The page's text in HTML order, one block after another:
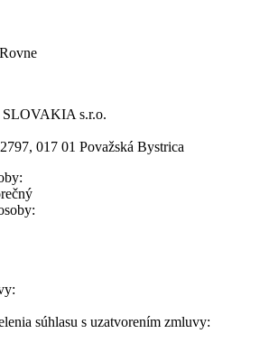
s.r.o.
017 01 Považská Bystrica
súhlasu s uzatvorením zmluvy: